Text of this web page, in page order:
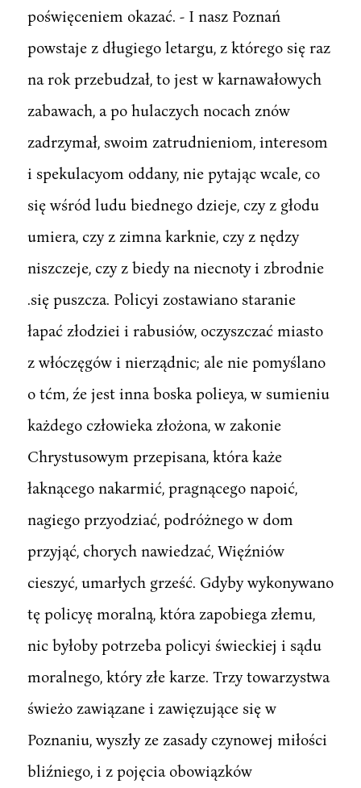
poświęceniem okazać. - I nasz Poznań
powstaje z długiego letargu, z którego się raz
na rok przebudzał, to jest w karnawałowych
zabawach, a po hulaczych nocach znów
zadrzymał, swoim zatrudnieniom, interesom
i spekulacyom oddany, nie pytając wcale, co
się wśród ludu biednego dzieje, czy z głodu
umiera, czy z zimna karknie, czy z nędzy
niszczeje, czy z biedy na niecnoty i zbrodnie
.się puszcza. Policyi zostawiano staranie
łapać złodziei i rabusiów, oczyszczać miasto
z włóczęgów i nierządnic; ale nie pomyślano
o tćm, źe jest inna boska polieya, w sumieniu
każdego człowieka złożona, w zakonie
Chrystusowym przepisana, która każe
łaknącego nakarmić, pragnącego napoić,
nagiego przyodziać, podróżnego w dom
przyjąć, chorych nawiedzać, Więźniów
cieszyć, umarłych grześć. Gdyby wykonywano
tę policyę moralną, która zapobiega złemu,
nic byłoby potrzeba policyi świeckiej i sądu
moralnego, który złe karze. Trzy towarzystwa
świeżo zawiązane i zawięzujące się w
Poznaniu, wyszły ze zasady czynowej miłości
bliźniego, i z pojęcia obowiązków